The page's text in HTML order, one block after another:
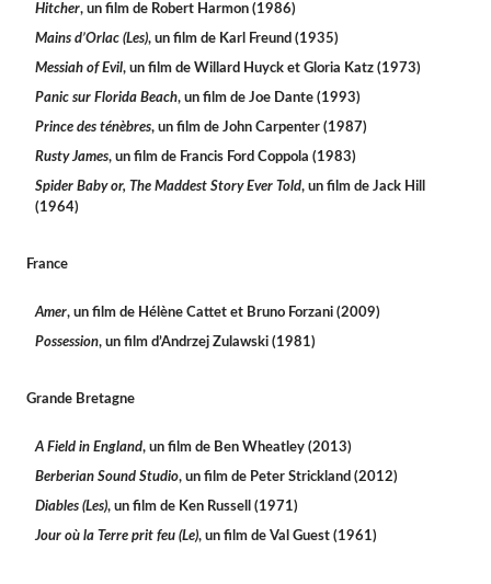
Hitcher, un film de Robert Harmon (1986)
Mains d’Orlac (Les), un film de Karl Freund (1935)
Messiah of Evil, un film de Willard Huyck et Gloria Katz (1973)
Panic sur Florida Beach, un film de Joe Dante (1993)
Prince des ténèbres, un film de John Carpenter (1987)
Rusty James, un film de Francis Ford Coppola (1983)
Spider Baby or, The Maddest Story Ever Told, un film de Jack Hill
(1964)
France
Amer, un film de Hélène Cattet et Bruno Forzani (2009)
Possession, un film d’Andrzej Zulawski (1981)
Grande Bretagne
A Field in England, un film de Ben Wheatley (2013)
Berberian Sound Studio, un film de Peter Strickland (2012)
Diables (Les), un film de Ken Russell (1971)
Jour où la Terre prit feu (Le), un film de Val Guest (1961)